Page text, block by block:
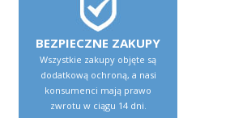
BEZPIECZNE ZAKUPY
Wszystkie zakupy objęte są
dodatkową ochroną, a nasi
konsumenci mają prawo
zwrotu w ciągu 14 dni.